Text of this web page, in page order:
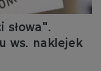
słowa".
ws. naklejek